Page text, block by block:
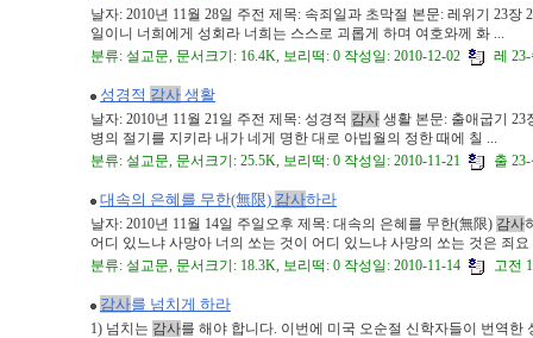
날자: 2010년 11월 28일 주전 제목: 속죄일과 초막절 본문: 레위기 23
일이니 너희에게 성회라 너희는 스스로 괴롭게 하며 여호와께 화 ...
분류: 설교문, 문서크기: 16.4K, 보리떡: 0 작성일: 2010-12-02
레
성경적 감사 생활
날자: 2010년 11월 21일 주전 제목: 성경적 감사 생활 본문: 출애굽기
병의 절기를 지키라 내가 네게 명한 대로 아빕월의 정한 때에 칠 ...
분류: 설교문, 문서크기: 25.5K, 보리떡: 0 작성일: 2010-11-21
출
대속의 은혜를 무한(無限) 감사하라
날자: 2010년 11월 14일 주일오후 제목: 대속의 은혜를 무한(無限) 감사
어디 있느냐 사망아 너의 쏘는 것이 어디 있느냐 사망의 쏘는 것은 죄요
분류: 설교문, 문서크기: 18.3K, 보리떡: 0 작성일: 2010-11-14
고전
감사를 넘치게 하라
1) 넘치는 감사를 해야 합니다. 이번에 미국 오순절 신학자들이 번역한